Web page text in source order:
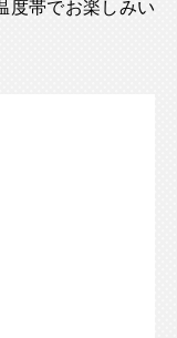
度帯でお楽しみい